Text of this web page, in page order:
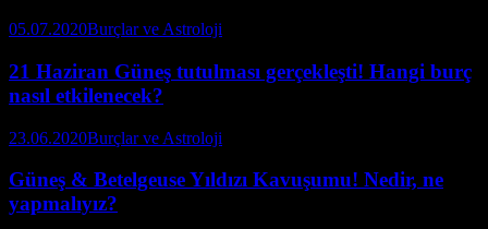
05.07.2020Burçlar ve Astroloji
21 Haziran Güneş tutulması gerçekleşti! Hangi burç
nasıl etkilenecek?
23.06.2020Burçlar ve Astroloji
Güneş & Betelgeuse Yıldızı Kavuşumu! Nedir, ne
yapmalıyız?